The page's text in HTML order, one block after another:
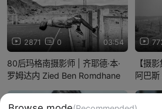
2871 0 03:54
80后玛格南摄影师 | 齐耶德·本·
罗姆达内 Zied Ben Romdhane
【摄
阿巴